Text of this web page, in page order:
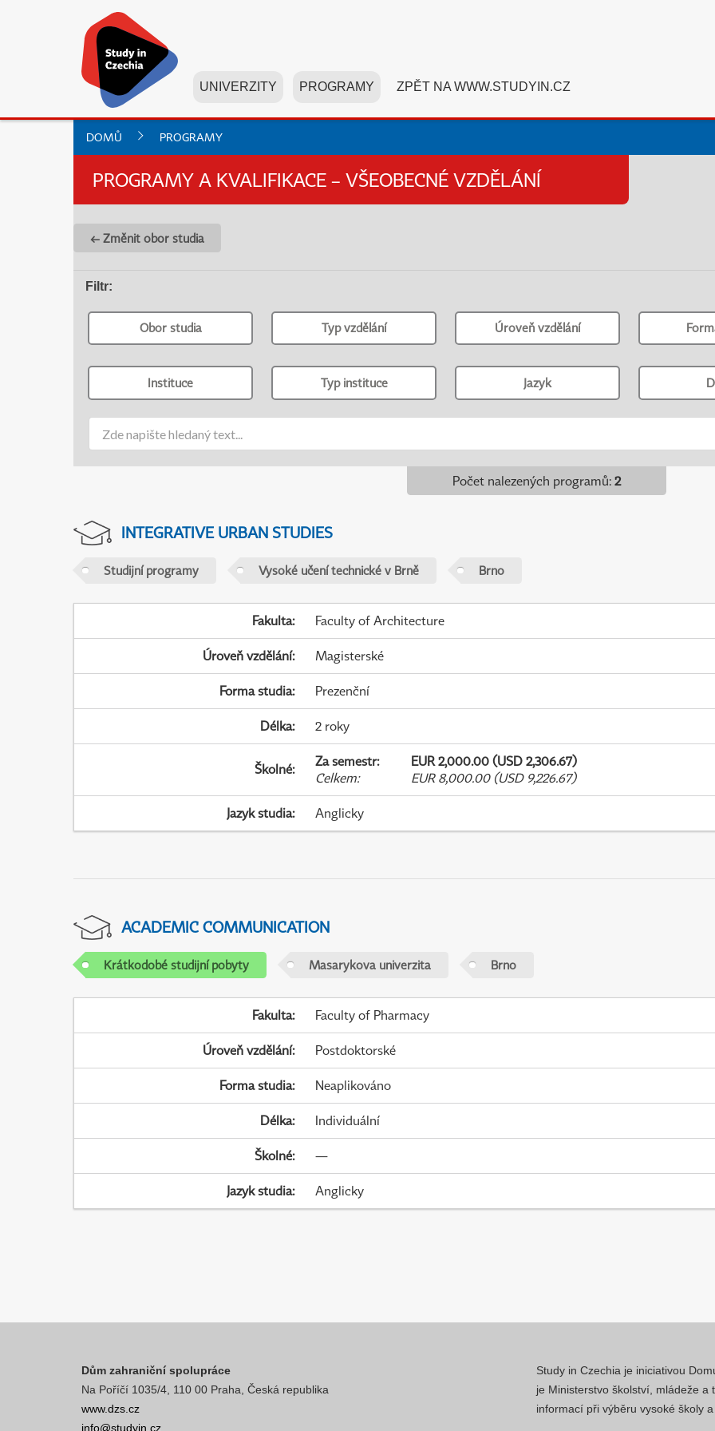
UNIVERZITY PROGRAMY ZPĚT NA WWW.STUDYIN.CZ
DOMŮ PROGRAMY
PROGRAMY A KVALIFIKACE – VŠEOBECNÉ VZDĚLÁNÍ
← Změnit obor studia
Filtr:
Obor studia Typ vzdělání Úroveň vzdělání
Instituce Typ instituce Jazyk
Počet nalezených programů: 2
INTEGRATIVE URBAN STUDIES
Studijní programy Vysoké učení technické v Brně Brno
Fakulta: Faculty of Architecture
Úroveň vzdělání: Magisterské
Forma studia: Prezenční
Délka: 2 roky
Školné: Za semestr:
EUR 2,000.00 (USD 2,306.67)
Celkem: EUR 8,000.00 (USD 9,226.67)
Jazyk studia: Anglicky
ACADEMIC COMMUNICATION
Krátkodobé studijní pobyty Masarykova univerzita Brno
Fakulta: Faculty of Pharmacy
Úroveň vzdělání: Postdoktorské
Forma studia: Neaplikováno
Délka: Individuální
Školné: —
Jazyk studia: Anglicky
Dům zahraniční spolupráce
Na Poříčí 1035/4, 110 00 Praha, Česká republika
www.dzs.cz
info@studyin.cz
Study in Czechia je iniciativou
je Ministerstvo školství, mládeže a
informací při výběru vysoké školy